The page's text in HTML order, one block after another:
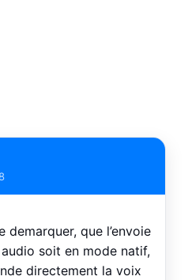
que l’envoie
soit en mode natif,
directement la voix